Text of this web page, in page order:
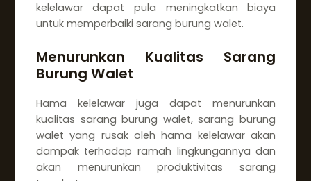
kelelawar dapat pula meningkatkan biaya
untuk memperbaiki sarang burung walet.
Menurunkan Kualitas Sarang
Burung Walet
Hama kelelawar juga dapat menurunkan
kualitas sarang burung walet, sarang burung
walet yang rusak oleh hama kelelawar akan
dampak terhadap ramah lingkungannya dan
akan menurunkan produktivitas sarang